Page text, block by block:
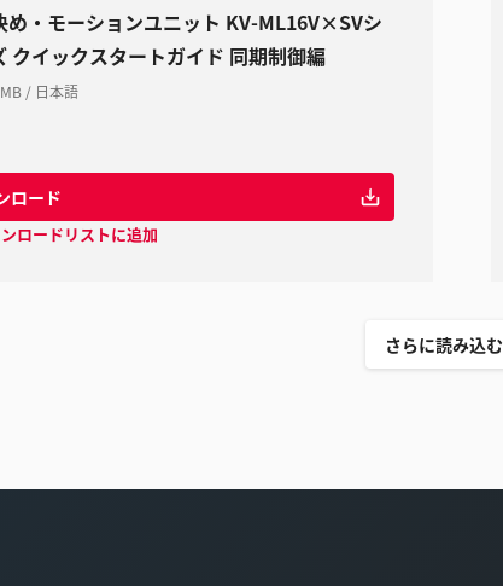
め・モーションユニット KV-ML16V×SVシ
クイックスタートガイド 同期制御編
/ 日本語
ロード
ロードリストに追加
さらに読み込む